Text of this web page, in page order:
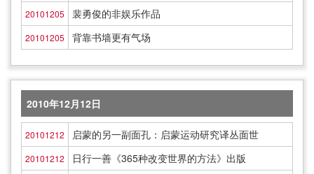
20101205 裴勇俊的非娱乐作品
20101205 背靠书墙更有气场
2010年12月12日
20101212 启蒙的另一副面孔：启蒙运动研究译丛面世
20101212 日行一善《365种改变世界的方法》出版